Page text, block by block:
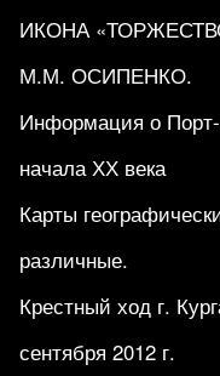
ИКОНА
М.М. ОСИПЕНКО.
Информация о Порт-
начала ХХ века
Карты
различные.
Крестный ход г.
сентября 2012 г.